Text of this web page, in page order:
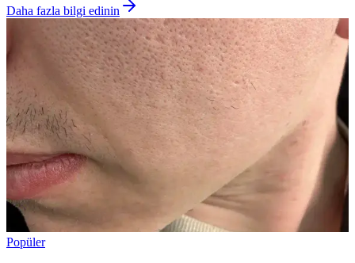
Daha fazla bilgi edinin
Popüler